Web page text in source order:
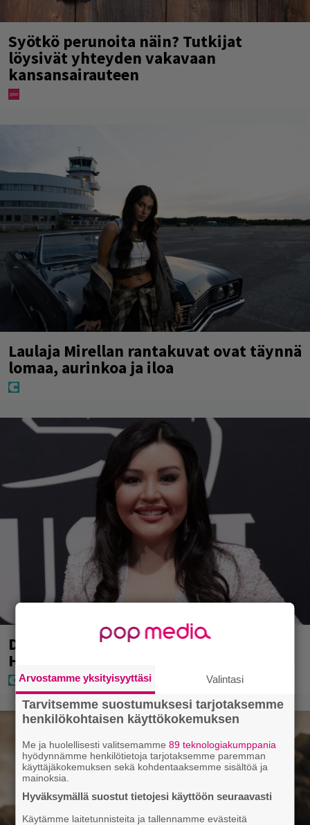
Syötkö perunoita näin? Tutkijat
löysivät yhteyden vakavaan
kansansairauteen
Laulaja Mirellan rantakuvat ovat täynnä
lomaa, aurinkoa ja iloa
Diandra julkaisi upeita kuvia
Helsingistä – ”Puitteet kohdillaan”
Arvostamme yksityisyyttäsi Valintasi
Tarvitsemme suostumuksesi tarjotaksemme
henkilökohtaisen käyttökokemuksen
Me ja huolellisesti valitsemamme89 teknologiakumppania
hyödynnämme henkilötietoja tarjotaksemme paremman
käyttäjäkokemuksen sekä kohdentaaksemme sisältöä ja
mainoksia.
Hyväksymällä suostut tietojesi käyttöön seuraavasti
Käytämme laitetunnisteita ja tallennamme evästeitä